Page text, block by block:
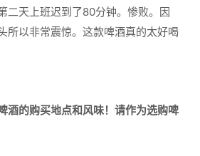
二天上班迟到了80分钟。惨败。因
所以非常震惊。这款啤酒真的太好喝
酒的购买地点和风味！请作为选购啤